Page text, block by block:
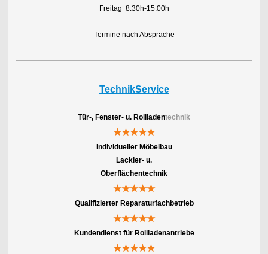
Freitag 8:30h-15:00h
Termine nach Absprache
TechnikService
Tür-, Fenster- u. Rollladentechnik
★★★★★
Individueller Möbelbau
Lackier- u.
Oberflächentechnik
★★★★★
Qualifizierter Reparaturfachbetrieb
★★★★★
Kundendienst für Rollladenantriebe
★★★★★